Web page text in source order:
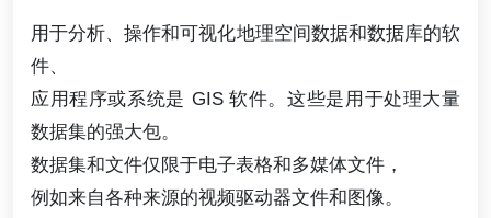
用于分析、操作和可视化地理空间数据和数据库的软
件、
应用程序或系统是 GIS 软件。这些是用于处理大量
数据集的强大包。
数据集和文件仅限于电子表格和多媒体文件，
例如来自各种来源的视频驱动器文件和图像。